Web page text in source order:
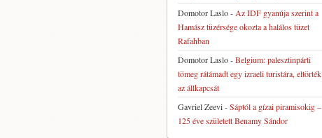
Domotor Laslo- Az IDF gyanúja szerint a
Hamász tüzérsége okozta a halálos tüzet
Rafahban
Domotor Laslo-Belgium: palesztinpárti
tömeg rátámadt egy izraeli turistára, eltörték
az állkapcsát
Gavriel Zeevi-Sáptól a gízai piramisokig –
125 éve született Benamy Sándor